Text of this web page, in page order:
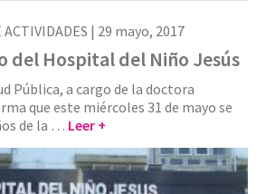
| 29 mayo, 2017
del Hospital del Niño Jesús
Pública, a cargo de la doctora
que este miércoles 31 de mayo se
de la … Leer +